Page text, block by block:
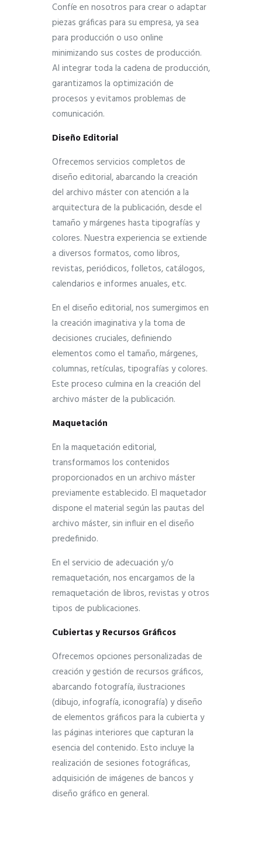
Confíe en nosotros para crear o adaptar
piezas gráficas para su empresa, ya sea
para producción o uso online
minimizando sus costes de producción.
Al integrar toda la cadena de producción,
garantizamos la optimización de
procesos y evitamos problemas de
comunicación.
Diseño Editorial
Ofrecemos servicios completos de
diseño editorial, abarcando la creación
del archivo máster con atención a la
arquitectura de la publicación, desde el
tamaño y márgenes hasta tipografías y
colores. Nuestra experiencia se extiende
a diversos formatos, como libros,
revistas, periódicos, folletos, catálogos,
calendarios e informes anuales, etc.
En el diseño editorial, nos sumergimos en
la creación imaginativa y la toma de
decisiones cruciales, definiendo
elementos como el tamaño, márgenes,
columnas, retículas, tipografías y colores.
Este proceso culmina en la creación del
archivo máster de la publicación.
Maquetación
En la maquetación editorial,
transformamos los contenidos
proporcionados en un archivo máster
previamente establecido. El maquetador
dispone el material según las pautas del
archivo máster, sin influir en el diseño
predefinido.
En el servicio de adecuación y/o
remaquetación, nos encargamos de la
remaquetación de libros, revistas y otros
tipos de publicaciones.
Cubiertas y Recursos Gráficos
Ofrecemos opciones personalizadas de
creación y gestión de recursos gráficos,
abarcando fotografía, ilustraciones
(dibujo, infografía, iconografía) y diseño
de elementos gráficos para la cubierta y
las páginas interiores que capturan la
esencia del contenido. Esto incluye la
realización de sesiones fotográficas,
adquisición de imágenes de bancos y
diseño gráfico en general.